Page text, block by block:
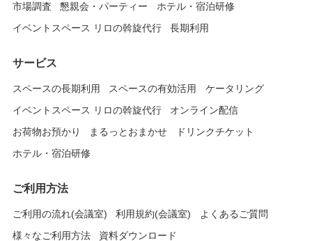
市場調査
懇親会・パーティー
ホテル・宿泊研修
イベントスペース リロの斡旋代行
長期利用
サービス
スペースの長期利用 スペースの有効活用
ケータリング
イベントスペース リロの斡旋代行
オンライン配信
お荷物お預かり
まるっとおまかせ
ドリンクチケット
ホテル・宿泊研修
ご利用方法
ご利用の流れ(会議室) 利用規約(会議室)
よくあるご質問
様々なご利用方法
資料ダウンロード